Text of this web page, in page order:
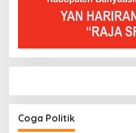
Coga Politik
PDI Perjuangan
Di Coga Politik, Muratara